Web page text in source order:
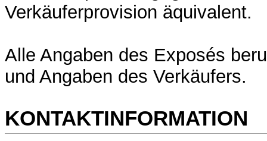
Verkäuferprovision äquivalent.
Alle Angaben des Exposés
und Angaben des Verkäufers.
KONTAKTINFORMATION